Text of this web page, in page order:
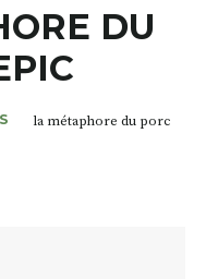
DU
la métaphore du porc